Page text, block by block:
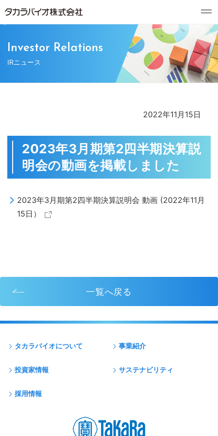
Investor Relations
IRニュース
2022年11月15日
2023年3月期第2四半期決算説
明会の動画を掲載しました
2023年3月期第2四半期決算説明会 動画 (2022年11月
15日）
一覧へ戻る
タカラバイオについて 事業紹介
投資家情報 サステナビリティ
採用情報